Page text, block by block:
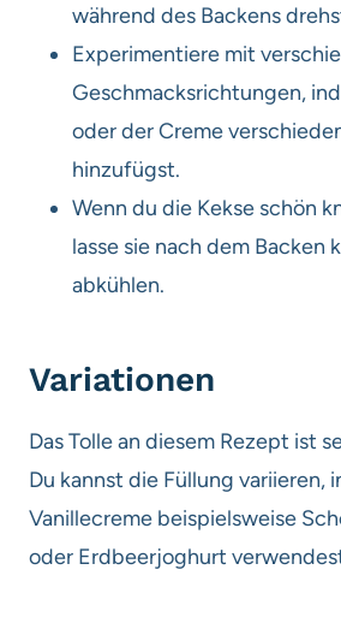
während des Backens
Experimentiere mit
Geschmacksrichtungen,
oder der Creme
hinzufügst.
Wenn du die Kekse schön
lasse sie nach dem Backen
abkühlen.
Variationen
Das Tolle an diesem Rezept ist
Du kannst die Füllung variieren,
Vanillecreme beispielsweise
oder Erdbeerjoghurt